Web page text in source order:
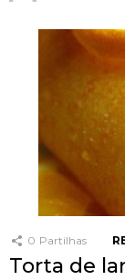
0 Partilhas
Torta de